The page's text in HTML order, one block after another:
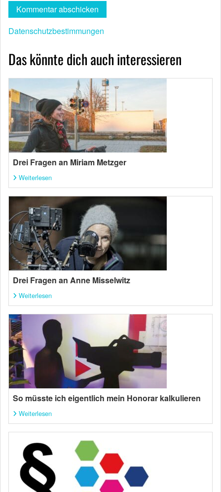
Datenschutzbestimmungen
Das könnte dich auch interessieren
Drei Fragen an Miriam Metzger
Weiterlesen
Drei Fragen an Anne Misselwitz
Weiterlesen
So müsste ich eigentlich mein Honorar kalkulieren
Weiterlesen